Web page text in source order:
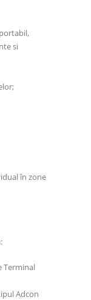
si
în zone
Terminal
Adcon